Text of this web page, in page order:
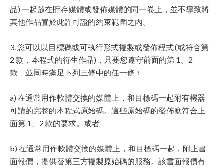
品) 一起放在貯存媒體或發佈媒體的同一卷上，並不導致將
其他作品置於此許可證的約束範圍之內。
3. 您可以以目標碼或可執行形式複製或發佈程式 (或符合第
2 款，本程式的衍生作品)，只要您遵守前面的第 1、2
款，並同時滿足下列三條中的任一條︰
a) 在通常用作軟體交換的媒體上，和目標碼一起附有機器
可讀的完整的本程式原始碼。這些原始碼的發佈應符合上
面第 1、2 款的要求。或者
b) 在通常用作軟體交換的媒體上，和目標碼一起，附上書
面報價，提供替第三方複製原始碼的服務。該書面報價有